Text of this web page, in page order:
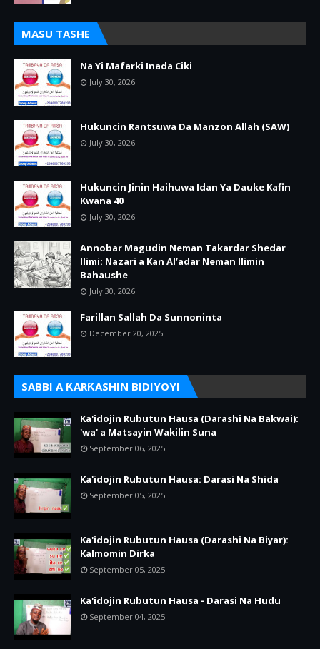
MASU TASHE
Na Yi Mafarki Inada Ciki
July 30, 2026
Hukuncin Rantsuwa Da Manzon Allah (SAW)
July 30, 2026
Hukuncin Jinin Haihuwa Idan Ya Dauke Kafin
Kwana 40
July 30, 2026
Annobar Magudin Neman Takardar Shedar
Ilimi: Nazari a Kan Al’adar Neman Ilimin
Bahaushe
July 30, 2026
Farillan Sallah Da Sunnoninta
December 20, 2025
SABBI A ƘARƘASHIN BIDIYOYI
Ka'idojin Rubutun Hausa (Darashi Na Bakwai):
'wa' a Matsayin Wakilin Suna
September 06, 2025
Ka'idojin Rubutun Hausa: Darasi Na Shida
September 05, 2025
Ka'idojin Rubutun Hausa (Darashi Na Biyar):
Kalmomin Dirka
September 05, 2025
Ka'idojin Rubutun Hausa - Darasi Na Hudu
September 04, 2025